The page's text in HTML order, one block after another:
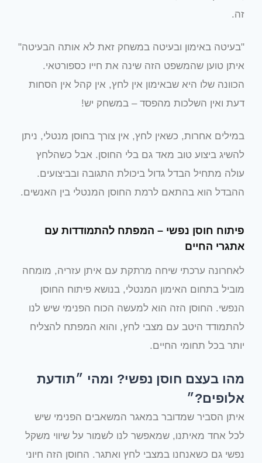
זה.
"בעיטה באימון ובעיטה במשחק זאת לא אותה הבעיטה"
איתן טוען שהמשפט הזה שינה את חייו כספורטאי.
הכוונה שלו היא שבאימון אין לחץ, אין קהל אין הסחות
דעת ואין השלכות מהפסד – במשחק יש!
במילים אחרות, כשאין לחץ, אין צורך בחוסן מנטלי, ניתן
להשיג ביצוע טוב מאד גם בלי החוסן. אבל כשהלחץ
עולה מתחיל הבדל גדול ביכולת התגובה ובביצועים.
ההבדל הוא בהתאם לרמת החוסן המנטלי בין האנשים.
פיתוח חוסן נפשי – המפתח להתמודדות עם
אתגרי החיים
לאחרונה ערכתי שיחה מרתקת עם איתן עזריה, מומחה
מוביל בתחום האימון המנטלי, בנושא פיתוח החוסן
הנפשי. החוסן הזה הוא למעשה הכוח הפנימי שיש לנו
להתמודד היטב עם מצבי לחץ, והוא המפתח להצליח
יותר בכל תחומי החיים.
מהו בעצם חוסן נפשי? ומהי ״תודעת
אלופים?״
איתן הסביר שמדובר במאגר המשאבים הפנימי שיש
לכל אחד מאיתנו, שמאפשר לנו לשמור על שיווי משקל
נפשי גם כשאנחנו במצבי לחץ ואתגר. החוסן הזה חיוני